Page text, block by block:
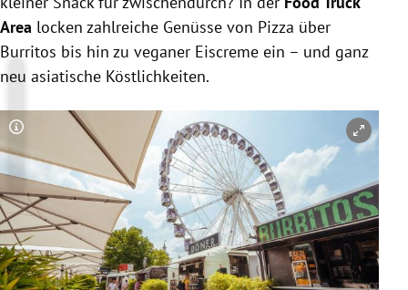
Area locken zahlreiche Genüsse von Pizza über
Burritos bis hin zu veganer Eiscreme ein – und ganz
neu asiatische Köstlichkeiten.
Copyright-Hinweis öffnen/schließen